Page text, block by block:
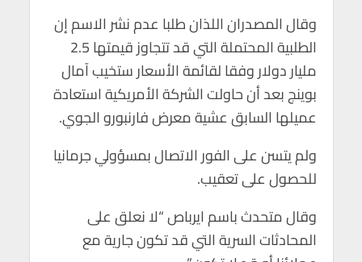
وقال المصدران اللذان طلبا عدم نشر الاسم إن
الطلبية المحتملة التي قد تتجاوز قيمتها 2.5
مليار دولار وفقا لقائمة الأسعار ستخيب آمال
بوينج بعد أن حاولت الشركة الأمريكية استعادة
عميلها السابق عشية معرض فارنبورو الجوي.
ولم يتسن على الفور الاتصال بمسؤولي جرمانيا
للحصول على تعقيب.
وقال متحدث باسم ايرباص “لا نعلق على
المحادثات السرية التي قد تكون جارية مع